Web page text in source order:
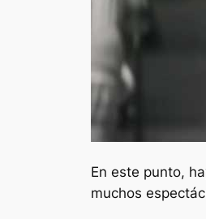
En este punto,
muchos